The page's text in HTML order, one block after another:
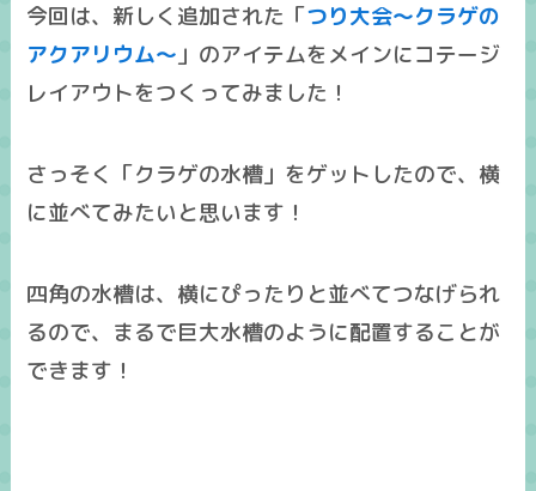
今回は、新しく追加された「つり大会～クラゲの
アクアリウム～」のアイテムをメインにコテージ
レイアウトをつくってみました！
さっそく「クラゲの水槽」をゲットしたので、横
に並べてみたいと思います！
四角の水槽は、横にぴったりと並べてつなげられ
るので、まるで巨大水槽のように配置することが
できます！